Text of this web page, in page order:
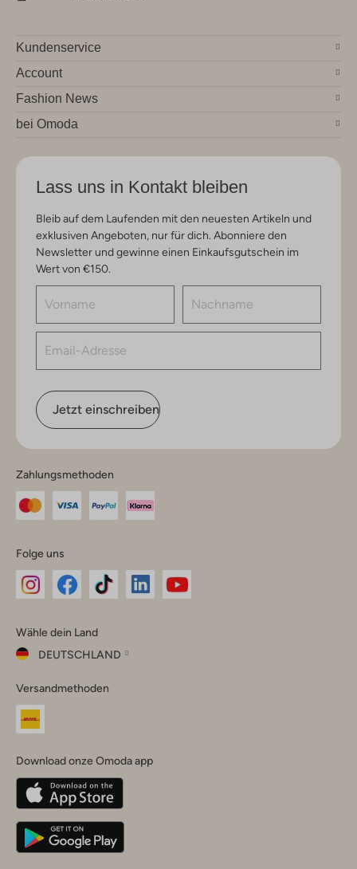
Kundenservice
Account
Fashion News
bei Omoda
Lass uns in Kontakt bleiben
Bleib auf dem Laufenden mit den neuesten Artikeln und
exklusiven Angeboten, nur für dich. Abonniere den
Newsletter und gewinne einen Einkaufsgutschein im
Wert von €150.
Jetzt einschreiben
Zahlungsmethoden
Folge uns
Instagram
Facebook
TikTok
Wähle dein Land
DEUTSCHLAND
dein
Land
Belgique(Français)
Deutschland
Versandmethoden
Download onze Omoda app